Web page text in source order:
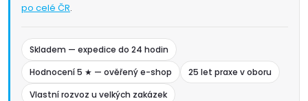
po celé ČR.
Skladem — expedice do 24 hodin
Hodnocení 5 ★ — ověřený e-shop
25 let praxe v oboru
Vlastní rozvoz u velkých zakázek